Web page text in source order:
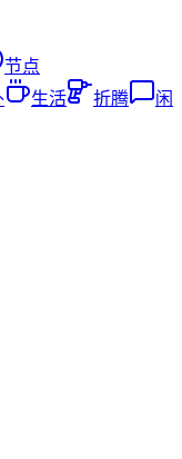
节点
生活 折腾
闲